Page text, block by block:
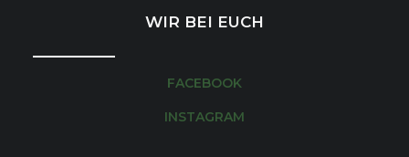
WIR BEI EUCH
FACEBOOK
INSTAGRAM